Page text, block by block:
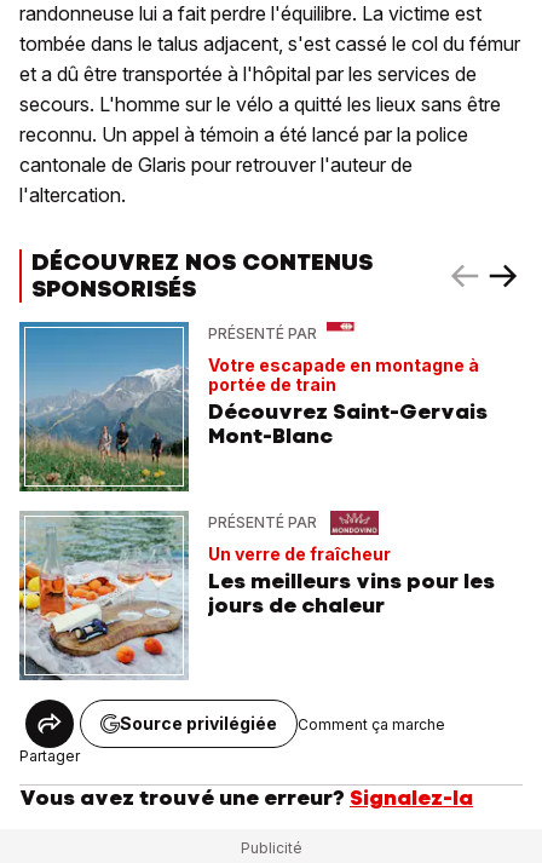
randonneuse lui a fait perdre l'équilibre. La victime est
tombée dans le talus adjacent, s'est cassé le col du fémur
et a dû être transportée à l'hôpital par les services de
secours. L'homme sur le vélo a quitté les lieux sans être
reconnu. Un appel à témoin a été lancé par la police
cantonale de Glaris pour retrouver l'auteur de
l'altercation.
DÉCOUVREZ NOS CONTENUS
SPONSORISÉS
PRÉSENTÉ PAR
Votre escapade en montagne à
portée de train
Découvrez Saint-Gervais
Mont-Blanc
PRÉSENTÉ PAR
Un verre de fraîcheur
Les meilleurs vins pour les
jours de chaleur
Partager
Source privilégiée Comment ça marche
Vous avez trouvé une erreur? Signalez-la